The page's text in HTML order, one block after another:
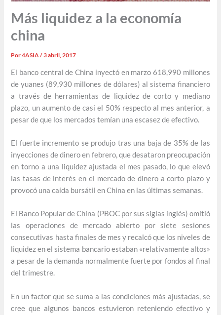
Más liquidez a la economía
china
Por4ASIA/3 abril, 2017
El banco central de China inyectó en marzo 618,990 millones
de yuanes (89,930 millones de dólares) al sistema financiero
a través de herramientas de liquidez de corto y mediano
plazo, un aumento de casi el 50% respecto al mes anterior, a
pesar de que los mercados temían una escasez de efectivo.
El fuerte incremento se produjo tras una baja de 35% de las
inyecciones de dinero en febrero, que desataron preocupación
en torno a una liquidez ajustada el mes pasado, lo que elevó
las tasas de interés en el mercado de dinero a corto plazo y
provocó una caída bursátil en China en las últimas semanas.
El Banco Popular de China (PBOC por sus siglas inglés) omitió
las operaciones de mercado abierto por siete sesiones
consecutivas hasta finales de mes y recalcó que los niveles de
liquidez en el sistema bancario estaban «relativamente altos»
a pesar de la demanda normalmente fuerte por fondos al final
del trimestre.
En un factor que se suma a las condiciones más ajustadas, se
cree que algunos bancos estuvieron reteniendo efectivo y